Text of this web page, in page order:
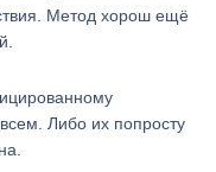
Метод хорош ещё
Либо их попросту